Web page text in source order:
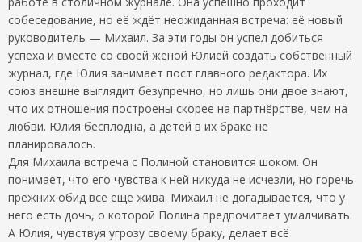
собеседование, но её ждёт неожиданная встреча: её новый
руководитель — Михаил. За эти годы он успел добиться
успеха и вместе со своей женой Юлией создать собственный
журнал, где Юлия занимает пост главного редактора. Их
союз внешне выглядит безупречно, но лишь они двое знают,
что их отношения построены скорее на партнёрстве, чем на
любви. Юлия бесплодна, а детей в их браке не
планировалось.
Для Михаила встреча с Полиной становится шоком. Он
понимает, что его чувства к ней никуда не исчезли, но горечь
прежних обид всё ещё жива. Михаил не догадывается, что у
него есть дочь, о которой Полина предпочитает умалчивать.
А Юлия, чувствуя угрозу своему браку, делает всё